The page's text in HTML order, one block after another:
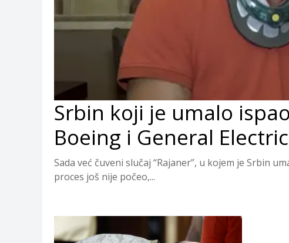
Srbin koji je umalo
Boeing i General Electric
Sada već čuveni slučaj “Rajaner”, u kojem je Srbin
proces još nije počeo,...